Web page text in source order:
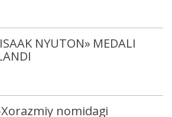
NYUTON» MЕDALI
nomidagi